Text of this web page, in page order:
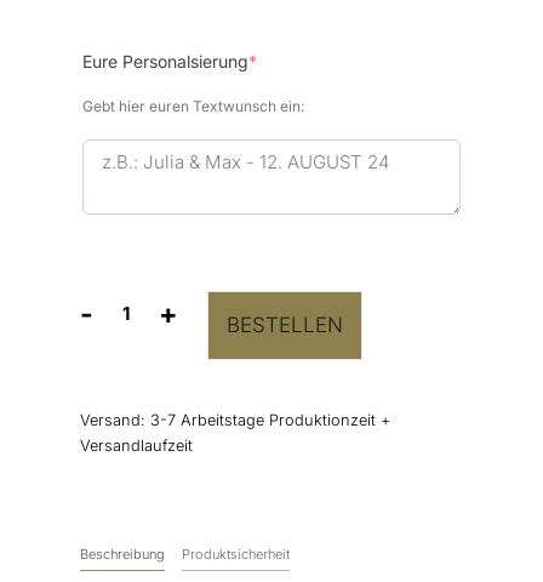
Eure Personalsierung*(required)
Gebt hier euren Textwunsch ein:
-
Ewige
"Mr.
&
Personalisiert
+ BESTELLEN
Versand: 3-7 Arbeitstage Produktionzeit +
Versandlaufzeit
Beschreibung Produktsicherheit